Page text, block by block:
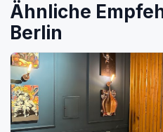
Ähnliche
Berlin